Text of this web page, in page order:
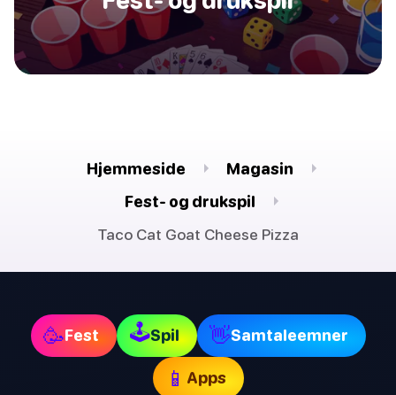
Hjemmeside
Magasin
Fest- og drukspil
Taco Cat Goat Cheese Pizza
🥳Fest 🕹Spil 👋Samtaleemner
📱 Apps